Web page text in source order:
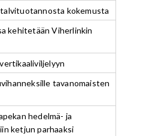
kokemusta
kehitetään Viherlinkin
tavanomaisten
hedelmä- ja
ketjun parhaaksi